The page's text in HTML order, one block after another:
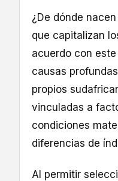
¿De dónde
que capitalizan
acuerdo con
causas
propios
vinculadas a
condiciones
diferencias de
Al permitir